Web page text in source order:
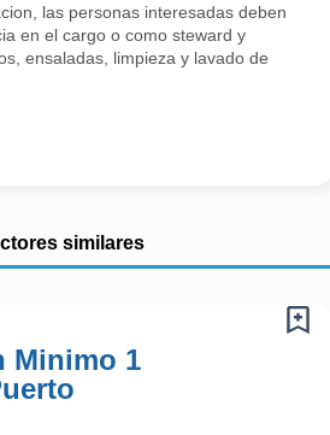
las personas interesadas deben
en el cargo o como steward y
ensaladas, limpieza y lavado de
similares
Minimo 1